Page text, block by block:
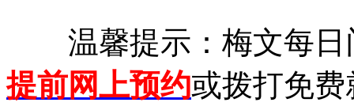
温馨提示：梅文每日
提前网上预约或拨打免